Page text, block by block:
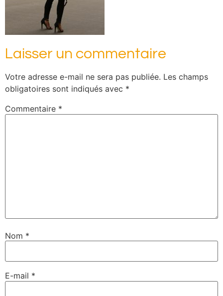
Laisser un commentaire
Votre adresse e-mail ne sera pas publiée. Les champs
obligatoires sont indiqués avec *
Commentaire *
Nom *
E-mail *